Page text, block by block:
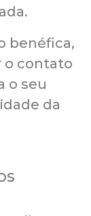
benéfica,
o contato
o seu
da